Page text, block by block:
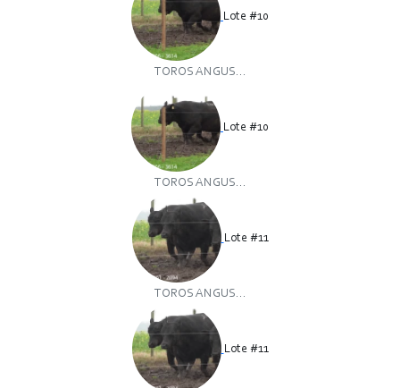
Lote #10
TOROS ANGUS...
Lote #10
TOROS ANGUS...
Lote #11
TOROS ANGUS...
Lote #11